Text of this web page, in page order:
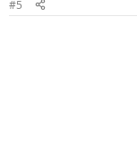
#5